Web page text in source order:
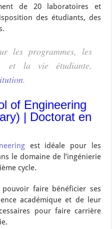
de 20 laboratoires et
des étudiants, des
les programmes, les
et la vie étudiante,
.
of Engineering
| Doctorat en
est idéale pour les
le domaine de l’ingénierie
cycle.
faire bénéficier ses
académique et de leur
pour faire carrière